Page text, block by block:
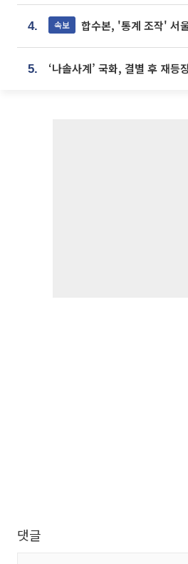
4. 속보 합수본, '통계 조작' 서울·경기·충
5.
댓글